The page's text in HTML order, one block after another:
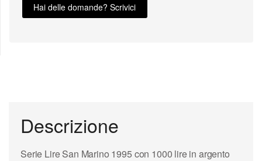
Hai delle domande? Scrivici
Descrizione
Serie Lire San Marino 1995 con 1000 lire in argento